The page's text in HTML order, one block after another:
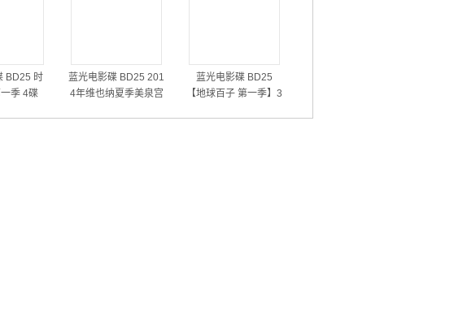
BD25 时
季 4碟
蓝光电影碟 BD25 201
4年维也纳夏季美泉宫
蓝光电影碟 BD25
【地球百子 第一季】3